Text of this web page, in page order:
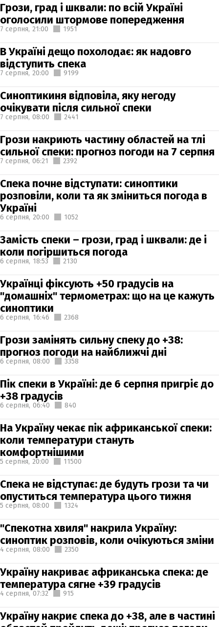
Грози, град і шквали: по всій Україні
оголосили штормове попередження
7 серпня, 21:00 1951
В Україні дещо похолодає: як надовго
відступить спека
7 серпня, 20:00 9199
Синоптикиня відповіла, яку негоду
очікувати після сильної спеки
7 серпня, 08:00 2441
Грози накриють частину областей на тлі
сильної спеки: прогноз погоди на 7 серпня
7 серпня, 06:21 2392
Спека почне відступати: синоптики
розповіли, коли та як зміниться погода в
Україні
6 серпня, 20:00 1052
Замість спеки – грози, град і шквали: де і
коли погіршиться погода
6 серпня, 18:53 2130
Українці фіксують +50 градусів на
"домашніх" термометрах: що на це кажуть
синоптики
6 серпня, 16:46 2368
Грози замінять сильну спеку до +38:
прогноз погоди на найближчі дні
6 серпня, 08:00 3358
Пік спеки в Україні: де 6 серпня пригріє до
+38 градусів
6 серпня, 06:40 840
На Україну чекає пік африканської спеки:
коли температури стануть
комфортнішими
5 серпня, 20:00 11500
Спека не відступає: де будуть грози та чи
опуститься температура цього тижня
5 серпня, 08:00 1324
"Спекотна хвиля" накрила Україну:
синоптик розповів, коли очікуються зміни
4 серпня, 08:00 2350
Україну накриває африканська спека: де
температура сягне +39 градусів
4 серпня, 07:32 915
Україну накриє спека до +38, але в частині